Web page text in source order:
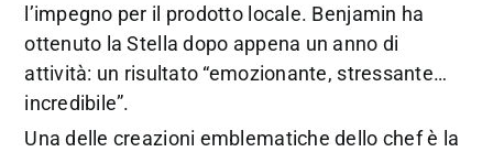
l’impegno per il prodotto locale. Benjamin ha
ottenuto la Stella dopo appena un anno di
attività: un risultato “emozionante, stressante…
incredibile”.
Una delle creazioni emblematiche dello chef è la